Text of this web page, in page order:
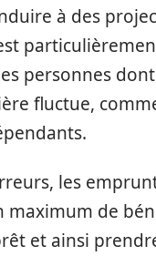
à des
personnes
fluctue,
les
de
et ainsi